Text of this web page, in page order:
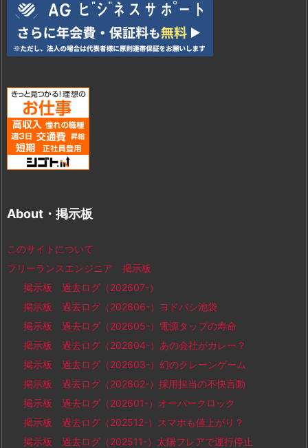
About・掲示板
このサイトについて
フリーランスエンジニア 掲示板
掲示板 過去ログ（202607-）
掲示板 過去ログ（202606-）ヨドバシ池袋
掲示板 過去ログ（202605-）電源タップの寿命
掲示板 過去ログ（202604-）あの会社がカレー？
掲示板 過去ログ（202603-）幻のクレーンゲーム
掲示板 過去ログ（202602-）採用担当の不快言動
掲示板 過去ログ（202601-）オーバークロック
掲示板 過去ログ（202512-）スマホも値上がり？
掲示板 過去ログ（202511-）太陽フレアで運行停止